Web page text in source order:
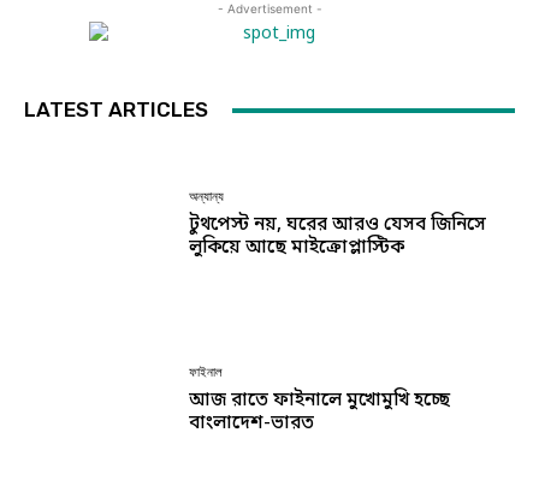
- Advertisement -
LATEST ARTICLES
অন্যান্য
টুথপেস্ট নয়, ঘরের আরও যেসব জিনিসে
লুকিয়ে আছে মাইক্রোপ্লাস্টিক
ফাইনাল
আজ রাতে ফাইনালে মুখোমুখি হচ্ছে
বাংলাদেশ-ভারত